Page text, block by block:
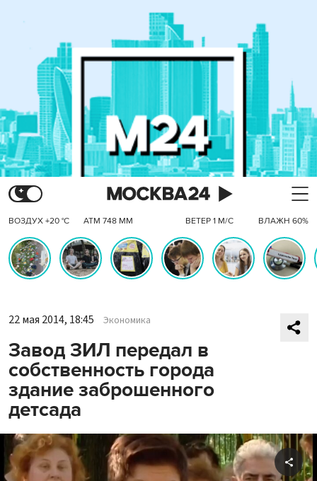
ВОЗДУХ +20 °C АТМ 748 ММ ВЕТЕР 1 М/С ВЛАЖН 60%
22 мая 2014, 18:45 Экономика
Завод ЗИЛ передал в
собственность города
здание заброшенного
детсада